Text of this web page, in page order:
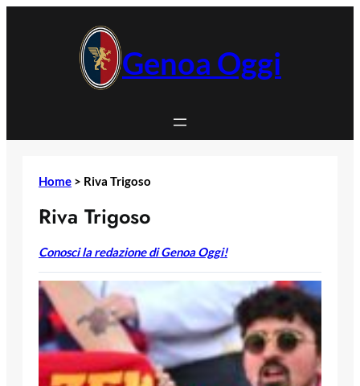
Genoa Oggi
Home > Riva Trigoso
Riva Trigoso
Conosci la redazione di Genoa Oggi!